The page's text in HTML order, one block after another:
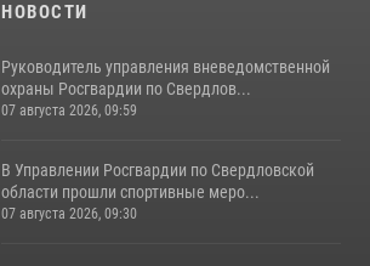
НОВОСТИ
Руководитель управления вневедомственной
охраны Росгвардии по Свердлов...
07 августа 2026, 09:59
В Управлении Росгвардии по Свердловской
области прошли спортивные меро...
07 августа 2026, 09:30